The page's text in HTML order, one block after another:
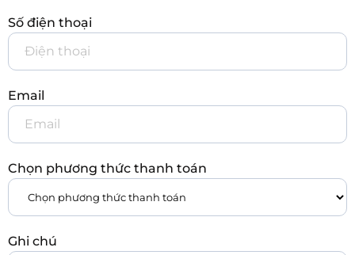
Số điện thoại
Email
Chọn phương thức thanh toán
Ghi chú